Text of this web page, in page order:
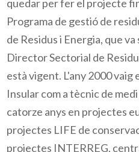
quedar per fer el projecte
Programa de gestió de
de Residus i Energia, que
Director Sectorial de
està vigent. L'any 2000
Insular com a tècnic de
catorze anys en projectes
projectes LIFE de
projectes INTERREG,